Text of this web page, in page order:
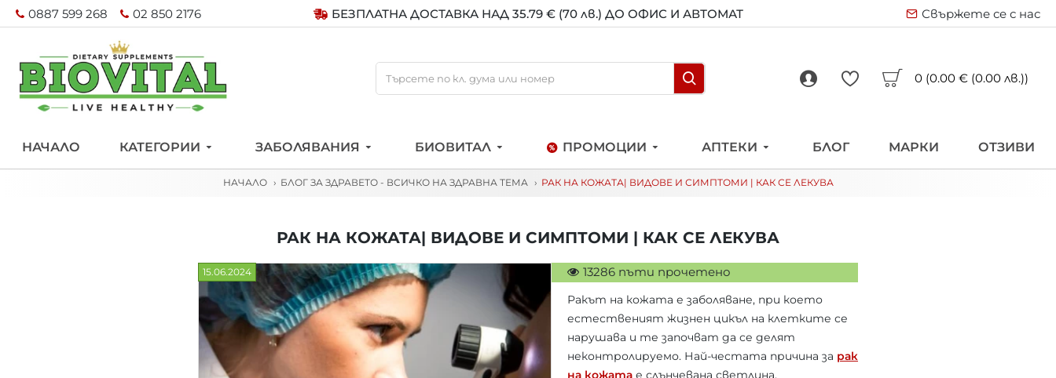
0887 599 268 02 850 2176 БЕЗПЛАТНА ДОСТАВКА НАД 35.79 € (70 лв.) ДО ОФИС И АВТОМАТ Свържете се с нас
0 (0.00 € (0.00 лв.))
НАЧАЛО КАТЕГОРИИ ЗАБОЛЯВАНИЯ БИОВИТАЛ ПРОМОЦИИ АПТЕКИ БЛОГ МАРКИ ОТЗИВИ
НАЧАЛО БЛОГ ЗА ЗДРАВЕТО - ВСИЧКО НА ЗДРАВНА ТЕМА РАК НА КОЖАТА| ВИДОВЕ И СИМПТОМИ | КАК СЕ ЛЕКУВА
РАК НА КОЖАТА| ВИДОВЕ И СИМПТОМИ | КАК СЕ ЛЕКУВА
15.06.2024 13286 пъти прочетено
Ракът на кожата е заболяване, при което
естественият жизнен цикъл на клетките се
нарушава и те започват да се делят
неконтролируемо. Най-честата причина за рак
на кожата е слънчевана светлина.